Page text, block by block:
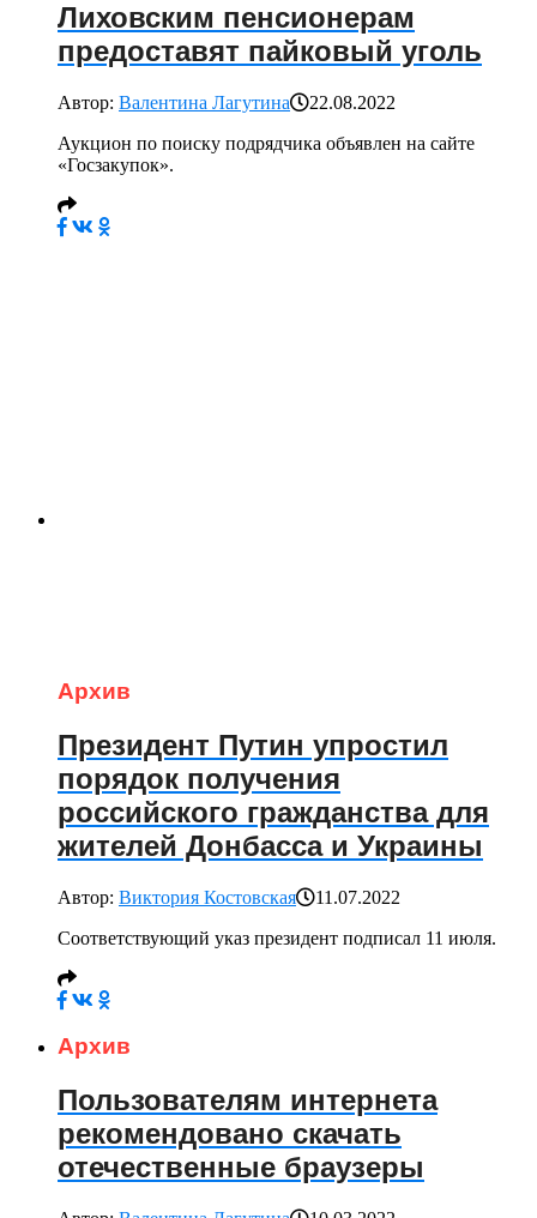
Лиховским пенсионерам
предоставят пайковый уголь
Автор: Валентина Лагутина
22.08.2022
Аукцион по поиску подрядчика объявлен на сайте
«Госзакупок».
Архив
Президент Путин упростил
порядок получения
российского гражданства для
жителей Донбасса и Украины
Автор: Виктория Костовская
11.07.2022
Соответствующий указ президент подписал 11 июля.
Архив
Пользователям интернета
рекомендовано скачать
отечественные браузеры